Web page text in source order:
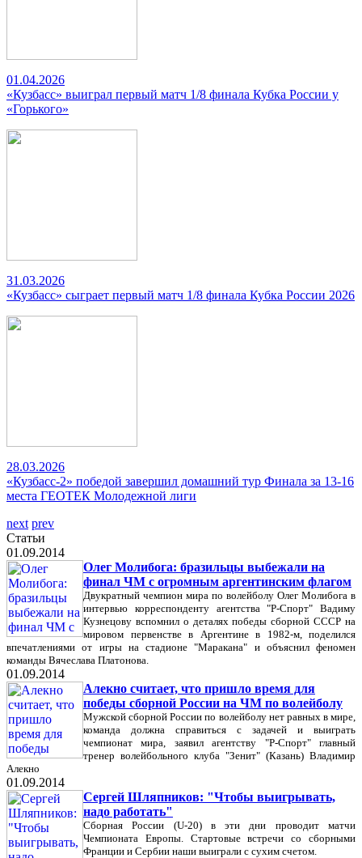
01.04.2026
«Кузбасс» выиграл первый матч 1/8 финала Кубка России у
«Горького»
31.03.2026
«Кузбасс» сыграет первый матч 1/8 финала Кубка России 2026
28.03.2026
«Кузбасс-2» победой завершил домашний тур Финала за 13-16
места ГЕОТЕК Молодежной лиги
next prev
Статьи
01.09.2014
Олег Молибога: бразильцы выбежали на
финал ЧМ с огромным аргентинским флагом
Двукратный чемпион мира по волейболу Олег Молибога в
интервью корреспонденту агентства "Р-Спорт" Вадиму
Кузнецову вспомнил о деталях победы сборной СССР на
мировом первенстве в Аргентине в 1982-м, поделился
впечатлениями от игры на стадионе "Маракана" и объяснил феномен
команды Вячеслава Платонова.
01.09.2014
Алекно считает, что пришло время для
победы сборной России на ЧМ по волейболу
Мужской сборной России по волейболу нет равных в мире,
команда должна справиться с задачей и выиграть
чемпионат мира, заявил агентству "Р-Спорт" главный
тренер волейбольного клуба "Зенит" (Казань) Владимир
Алекно
01.09.2014
Сергей Шляпников: "Чтобы выигрывать,
надо работать"
Сборная России (U-20) в эти дни проводит матчи
Чемпионата Европы. Стартовые встречи со сборными
Франции и Сербии наши выиграли с сухим счетом.